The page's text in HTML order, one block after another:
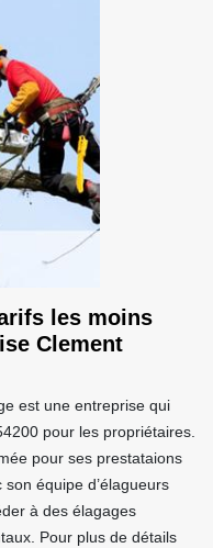
les moins
Clement
est une entreprise qui
pour les propriétaires.
pour ses prestataions
équipe d’élagueurs
à des élagages
Pour plus de détails